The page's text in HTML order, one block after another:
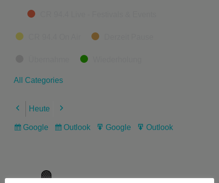
Categories
All Categories
Previous
Heute Next
Subscribe
Google
Subscribe
Outlook
Export
Google
Export
Outlook